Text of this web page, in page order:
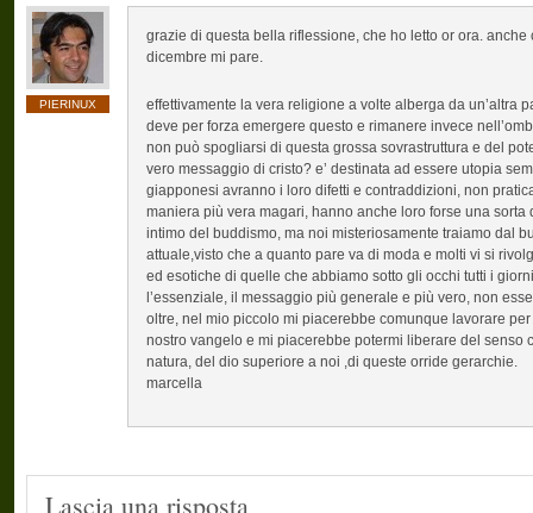
PIERINUX
grazie di questa bella riflessione, che ho letto or ora.
dicembre mi pare.
effettivamente la vera religione a volte alberga da un’altra
deve per forza emergere questo e rimanere invece
non può spogliarsi di questa grossa sovrastruttura e del
vero messaggio di cristo? e’ destinata ad essere utopia
giapponesi avranno i loro difetti e contraddizioni, non
maniera più vera magari, hanno anche loro forse una
intimo del buddismo, ma noi misteriosamente traiamo dal
attuale,visto che a quanto pare va di moda e molti vi si
ed esotiche di quelle che abbiamo sotto gli occhi tutti i
l’essenziale, il messaggio più generale e più vero, non
oltre, nel mio piccolo mi piacerebbe comunque lavorare
nostro vangelo e mi piacerebbe potermi liberare del senso
natura, del dio superiore a noi ,di queste orride gerarchie.
marcella
Lascia una risposta